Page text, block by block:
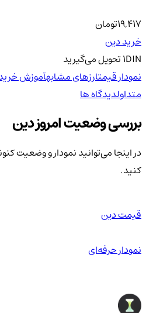
19,417تومان
خرید دین
1DINتحویلمی‌گیرید
نمودار قیمتارزهای مشابهآموزش خرید
متداولدیدگاه ها
بررسی وضعیت امروز دین
در اینجا می‌توانید نمودار و وضعیت
کنید.
قیمت دین
نمودار حرفه‌ای